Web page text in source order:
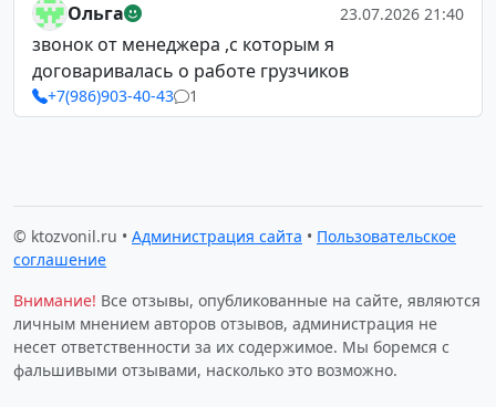
Ольга 23.07.2026 21:40
звонок от менеджера ,с которым я
договаривалась о работе грузчиков
+7(986)903-40-43 1
© ktozvonil.ru • Администрация сайта • Пользовательское
соглашение
Внимание! Все отзывы, опубликованные на сайте, являются
личным мнением авторов отзывов, администрация не
несет ответственности за их содержимое. Мы боремся с
фальшивыми отзывами, насколько это возможно.